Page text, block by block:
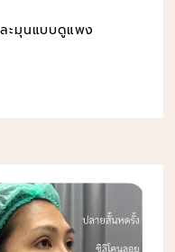
ะมุนแบบดูแพง